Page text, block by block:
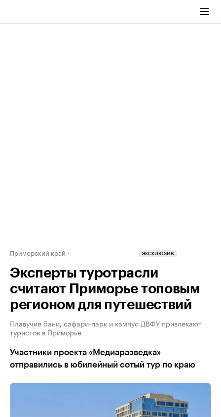
Приморский край ЭКСКЛЮЗИВ
Эксперты туротрасли
считают Приморье топовым
регионом для путешествий
Плавучие бани, сафари-парк и кампус ДВФУ привлекают
туристов в Приморье
Участники проекта «Медиаразведка»
отправились в юбилейный сотый тур по краю